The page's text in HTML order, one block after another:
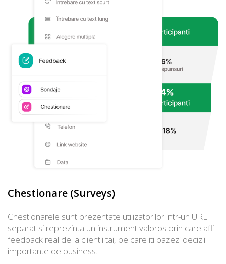
Chestionare (Surveys)
Chestionarele sunt prezentate utilizatorilor intr-un URL
separat si reprezinta un instrument valoros prin care afli
feedback real de la clientii tai, pe care iti bazezi decizii
importante de business.